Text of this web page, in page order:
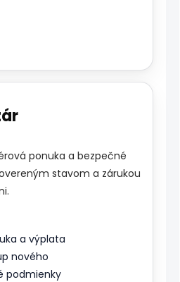
ponuka a bezpečné
stavom a zárukou
a výplata
nového
podmienky